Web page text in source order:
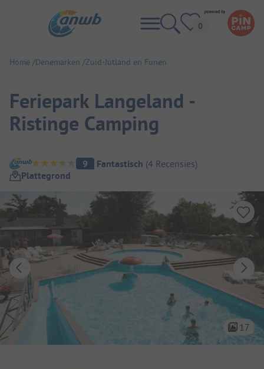
Home Denemarken Zuid-Jutland en Funen
Feriepark Langeland -
Ristinge Camping
Camping overzicht
9 Fantastisch (4 Recensies)
Plattegrond
17